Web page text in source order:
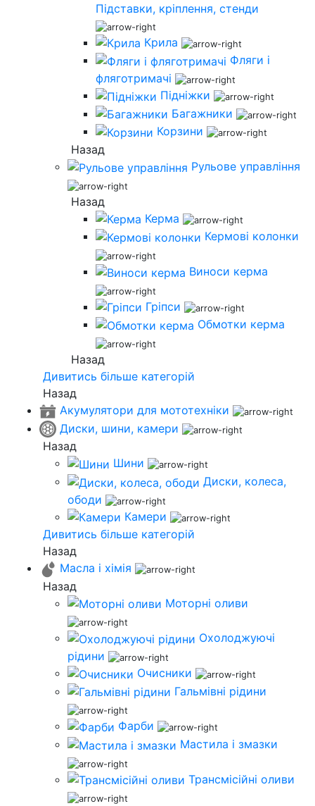
Підставки, кріплення, стенди
Крила
Фляги і
фляготримачі
Підніжки
Багажники
Корзини
Назад
Рульове управління
Назад
Керма
Кермові колонки
Виноси керма
Гріпси
Обмотки керма
Назад
Дивитись більше категорій
Назад
Акумулятори для мототехніки
Диски, шини, камери
Назад
Шини
Диски, колеса,
ободи
Камери
Дивитись більше категорій
Назад
Масла і хімія
Назад
Моторні оливи
Охолоджуючі
рідини
Очисники
Гальмівні рідини
Фарби
Мастила і змазки
Трансмісійні оливи